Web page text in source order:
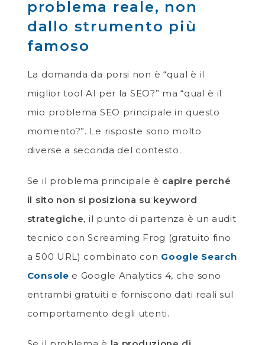
problema reale, non
dallo strumento più
famoso
La domanda da porsi non è “qual è il
miglior tool AI per la SEO?” ma “qual è il
mio problema SEO principale in questo
momento?”. Le risposte sono molto
diverse a seconda del contesto.
Se il problema principale è capire perché
il sito non si posiziona su keyword
strategiche, il punto di partenza è un audit
tecnico con Screaming Frog (gratuito fino
a 500 URL) combinato con Google Search
Console e Google Analytics 4, che sono
entrambi gratuiti e forniscono dati reali sul
comportamento degli utenti.